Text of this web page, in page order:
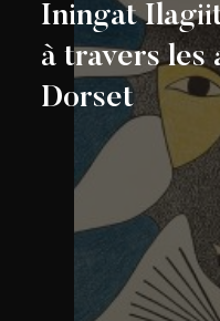
Iningat
à travers les
Dorset